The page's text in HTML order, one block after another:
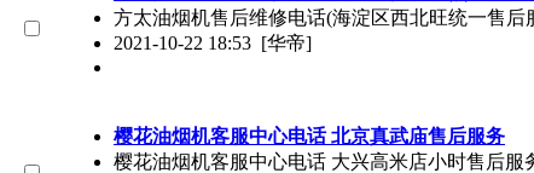
方太油烟机售后维修电话(海淀区西北旺统一售
2021-10-22 18:53 [华帝]
樱花油烟机客服中心电话 北京真武庙售后服务
樱花油烟机客服中心电话 大兴高米店小时售后